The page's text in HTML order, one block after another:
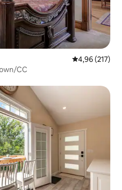
Prosječna
4,96 (217)
CC
oznakom „Odabrali gosti”